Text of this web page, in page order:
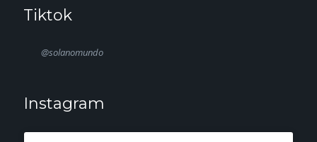
Tiktok
@solanomundo
Instagram